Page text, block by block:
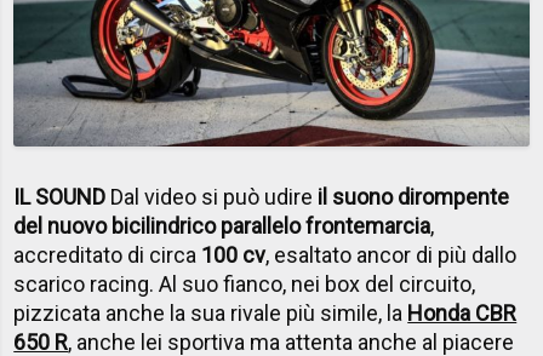
IL SOUND Dal video si può udire il suono dirompente
del nuovo bicilindrico parallelo frontemarcia,
accreditato di circa 100 cv, esaltato ancor di più dallo
scarico racing. Al suo fianco, nei box del circuito,
pizzicata anche la sua rivale più simile, la Honda CBR
650 R, anche lei sportiva ma attenta anche al piacere